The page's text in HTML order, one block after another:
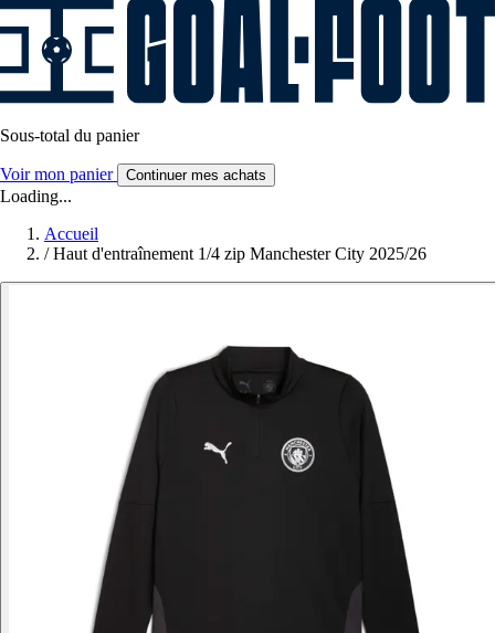
Sous-total du panier
Voir mon panier Continuer mes achats
Loading...
Accueil
/ Haut d'entraînement 1/4 zip Manchester City 2025/26